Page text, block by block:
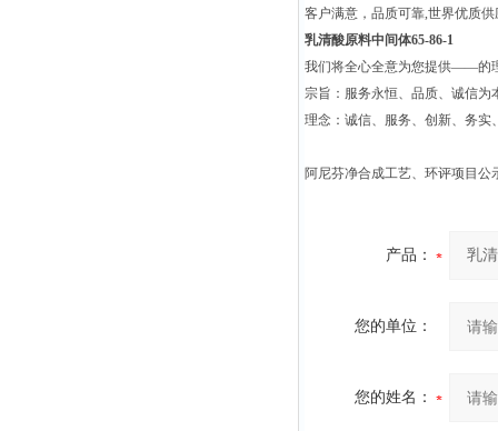
客户满意，品质可靠,世界优质
乳清酸原料中间体65-86-1
我们将全心全意为您提供——的
宗旨：服务永恒、品质、诚信
理念：诚信、服务、创新、务实
阿尼芬净合成工艺、环评项目
产品：
您的单位：
您的姓名：